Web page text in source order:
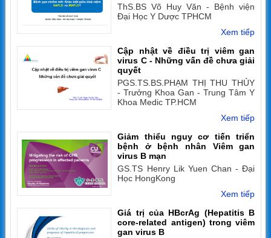
ThS.BS Võ Huy Văn - Bệnh viện
Đại Học Y Dược TPHCM
Xem tiếp
Cập nhật về điều trị viêm gan
virus C - Những vấn đề chưa giải
quyết
PGS.TS.BS.PHẠM THỊ THU THỦY
- Trưởng Khoa Gan - Trung Tâm Y
Khoa Medic TP.HCM
Xem tiếp
Giảm thiểu nguy cơ tiến triển
bệnh ở bệnh nhân Viêm gan
virus B mạn
GS.TS Henry Lik Yuen Chan - Đại
Học HongKong
Xem tiếp
Giá trị của HBcrAg (Hepatitis B
core-related antigen) trong viêm
gan virus B